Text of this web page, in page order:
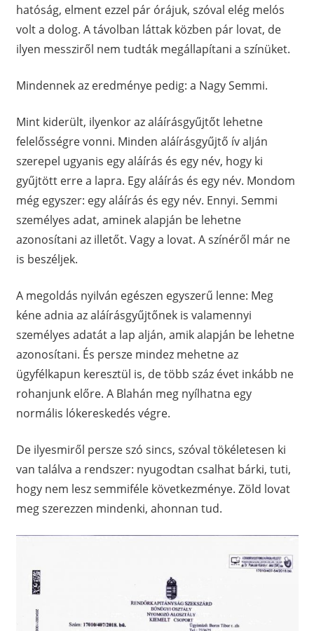
hatóság, elment ezzel pár órájuk, szóval elég melós
volt a dolog. A távolban láttak közben pár lovat, de
ilyen messziről nem tudták megállapítani a színüket.
Mindennek az eredménye pedig: a Nagy Semmi.
Mint kiderült, ilyenkor az aláírásgyűjtőt lehetne
felelősségre vonni. Minden aláírásgyűjtő ív alján
szerepel ugyanis egy aláírás és egy név, hogy ki
gyűjtött erre a lapra. Egy aláírás és egy név. Mondom
még egyszer: egy aláírás és egy név. Ennyi. Semmi
személyes adat, aminek alapján be lehetne
azonosítani az illetőt. Vagy a lovat. A színéről már ne
is beszéljek.
A megoldás nyilván egészen egyszerű lenne: Meg
kéne adnia az aláírásgyűjtőnek is valamennyi
személyes adatát a lap alján, amik alapján be lehetne
azonosítani. És persze mindez mehetne az
ügyfélkapun keresztül is, de több száz évet inkább ne
rohanjunk előre. A Blahán meg nyílhatna egy
normális lókereskedés végre.
De ilyesmiről persze szó sincs, szóval tökéletesen ki
van találva a rendszer: nyugodtan csalhat bárki, tuti,
hogy nem lesz semmiféle következménye. Zöld lovat
meg szerezzen mindenki, ahonnan tud.